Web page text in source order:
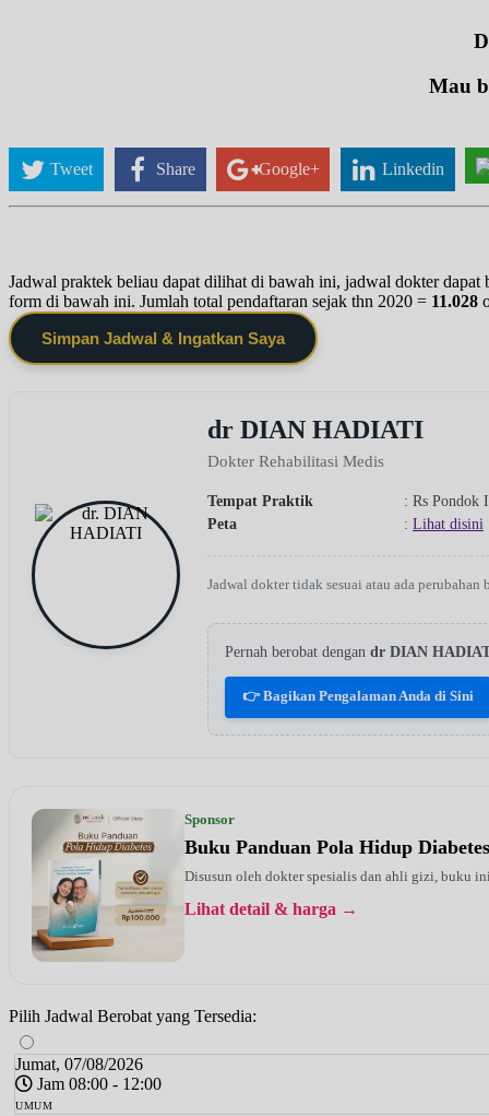
Mau
Tweet Share Google+ Linkedin
Jadwal praktek beliau dapat dilihat di bawah ini, jadwal dokter dapat
form di bawah ini. Jumlah total pendaftaran sejak thn 2020 = 11.028
Simpan Jadwal & Ingatkan Saya
dr DIAN HADIATI
Dokter Rehabilitasi Medis
Tempat Praktik
: Rs Pondok
Peta
: Lihat disini
Jadwal dokter tidak sesuai atau ada perubahan
Pernah berobat dengan dr DIAN
👉 Bagikan Pengalaman Anda di Sini
Sponsor
Buku Panduan Pola Hidup Diabetes
Disusun oleh dokter spesialis dan ahli gizi, buku
Lihat detail & harga →
Pilih Jadwal Berobat yang Tersedia:
Jumat, 07/08/2026
Jam 08:00 - 12:00
UMUM